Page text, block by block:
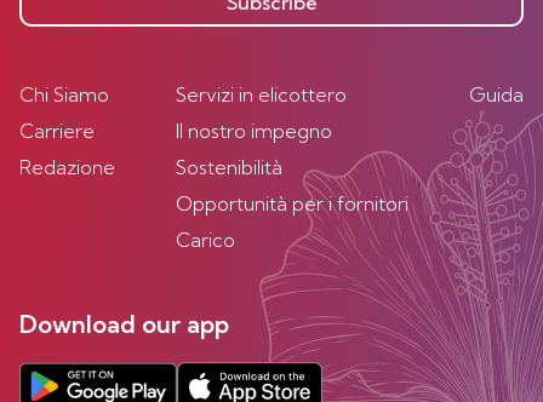
Chi Siamo
Carriere
Redazione
Servizi in elicottero
Il nostro impegno
Sostenibilità
Opportunità per i fornitori
Carico
Guida
Download our app